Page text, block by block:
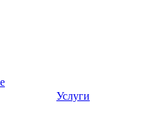
Услуги